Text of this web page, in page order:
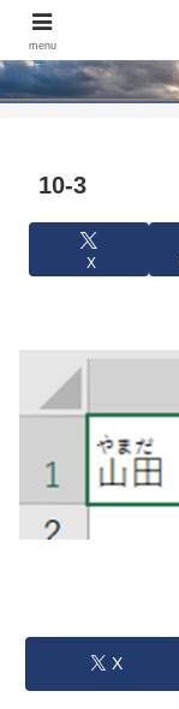
10-3
X
X
menu